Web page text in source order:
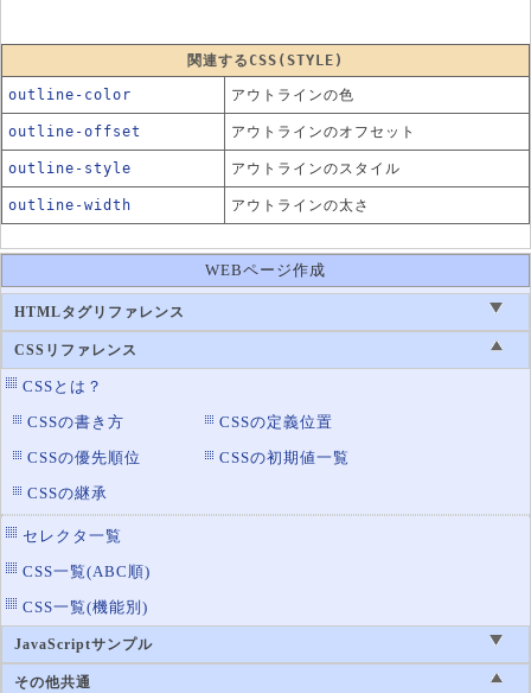
関連するCSS(STYLE)
outline-color アウトラインの色
outline-offset アウトラインのオフセット
outline-style アウトラインのスタイル
outline-width アウトラインの太さ
WEBページ作成
HTMLタグリファレンス
CSSリファレンス
CSSとは？
CSSの書き方
CSSの定義位置
CSSの優先順位
CSSの初期値一覧
CSSの継承
セレクタ一覧
CSS一覧(ABC順)
CSS一覧(機能別)
JavaScriptサンプル
その他共通